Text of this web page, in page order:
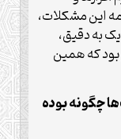
این مشکلات،
به دقیق،
بود که همین
چگونه بوده